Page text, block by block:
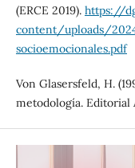
(ERCE 2019). https://
content/uploads/
socioemocionales.pdf
Von Glasersfeld, H.
metodología. Editorial